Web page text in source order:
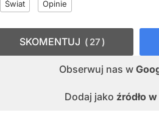
Świat Opinie
Obserwuj nas w
Dodaj jako źródło
SKOMENTUJ 27